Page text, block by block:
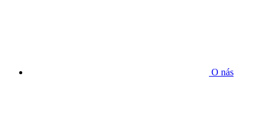
O nás